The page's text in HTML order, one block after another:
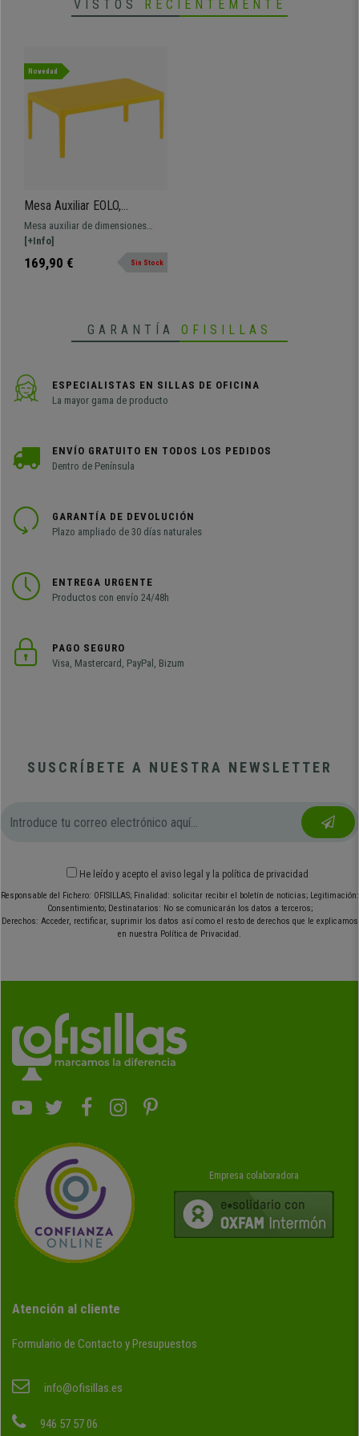
VISTOS RECIENTEMENTE
Novedad
Mesa Auxiliar EOLO,
Dimensiones 100x60x40
cm, color Amarillo
Mesa auxiliar de dimensiones
100x60x40 cm. De robusto
plástico con patas reforzadas
disponible en varios colores.
[+Info]
169,90 € Sin Stock
GARANTÍA OFISILLAS
ESPECIALISTAS EN SILLAS DE OFICINA
La mayor gama de producto
ENVÍO GRATUITO EN TODOS LOS PEDIDOS
Dentro de Península
GARANTÍA DE DEVOLUCIÓN
Plazo ampliado de 30 días naturales
ENTREGA URGENTE
Productos con envío 24/48h
PAGO SEGURO
Visa, Mastercard, PayPal, Bizum
SUSCRÍBETE A NUESTRA NEWSLETTER
He leído y acepto el aviso legal y la política de privacidad
Responsable del Fichero: OFISILLAS; Finalidad: solicitar recibir el boletín de noticias; Legitimación:
Consentimiento; Destinatarios: No se comunicarán los datos a terceros;
Derechos: Acceder, rectificar, suprimir los datos así como el resto de derechos que le explicamos
en nuestra Política de Privacidad.
Empresa colaboradora
Atención al cliente
Formulario de Contacto y Presupuestos
info@ofisillas.es
946 57 57 06